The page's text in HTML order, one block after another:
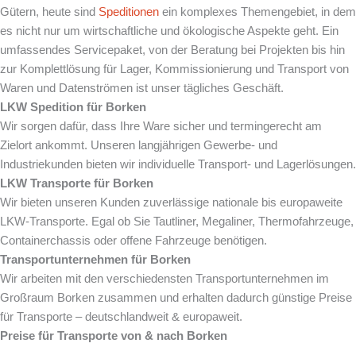
Gütern, heute sind Speditionen ein komplexes Themengebiet, in dem
es nicht nur um wirtschaftliche und ökologische Aspekte geht. Ein
umfassendes Servicepaket, von der Beratung bei Projekten bis hin
zur Komplettlösung für Lager, Kommissionierung und Transport von
Waren und Datenströmen ist unser tägliches Geschäft.
LKW Spedition für Borken
Wir sorgen dafür, dass Ihre Ware sicher und termingerecht am
Zielort ankommt. Unseren langjährigen Gewerbe- und
Industriekunden bieten wir individuelle Transport- und Lagerlösungen.
LKW Transporte für Borken
Wir bieten unseren Kunden zuverlässige nationale bis europaweite
LKW-Transporte. Egal ob Sie Tautliner, Megaliner, Thermofahrzeuge,
Containerchassis oder offene Fahrzeuge benötigen.
Transportunternehmen für Borken
Wir arbeiten mit den verschiedensten Transportunternehmen im
Großraum Borken zusammen und erhalten dadurch günstige Preise
für Transporte – deutschlandweit & europaweit.
Preise für Transporte von & nach Borken